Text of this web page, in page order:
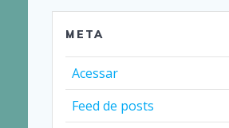
META
Acessar
Feed de posts